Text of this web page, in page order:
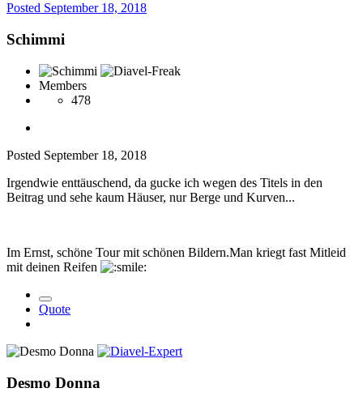
Posted September 18, 2018
Schimmi
Members
478
Posted September 18, 2018
Irgendwie enttäuschend, da gucke ich wegen des Titels in den
Beitrag und sehe kaum Häuser, nur Berge und Kurven...
Im Ernst, schöne Tour mit schönen Bildern.Man kriegt fast Mitleid
mit deinen Reifen
Quote
Desmo Donna